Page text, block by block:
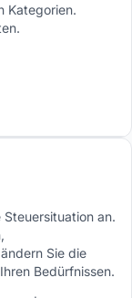
Kategorien.
Steuersituation an.
Sie die
Bedürfnissen.